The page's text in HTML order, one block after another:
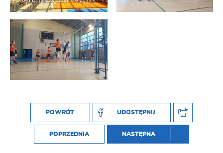
POWRÓT UDOSTĘPNIJ
POPRZEDNIA NASTĘPNA